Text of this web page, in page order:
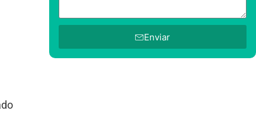
Enviar